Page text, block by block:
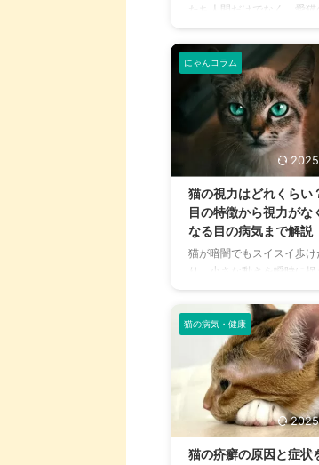
たち人間だけでなく、愛猫
健康も気になりますよね。
に猫は汗腺が少なく、人間
ように汗をかいて体温を調
することが苦手なため、熱
症になりやすい動物です。
の記事では、猫の熱中症の
期サインから、エアコンを
わずにできる効果的な暑さ
策、快適に過ごせるひんや
グッズの選び方まで、詳し
解説します。 さらに、留守
中の注意点や、猫が本当に
ぶ暑さ対策について、当メ
ィアの編集部が実際に試し
快適な夏を過ごせるように
今からできる ...
にゃんコラム
猫の視力はどれくらい
目の特徴から視力がな
なる目の病気まで解説
猫が暗闇でもスイスイ歩け
り、小さな動きを瞬時に捉
たりする姿を見て、「猫の
ってどうなっているんだろ
う？」と不思議に思ったこ
はありませんか？ 猫の目
人間とは異なる独自の能力
持っており、狩りをする上
非常に重要な役割を果たし
います。 この記事では、
視力や目の構造、人間と比
て優れた点や劣っている点
猫の病気・健康
猫の疥癬の原因と症状